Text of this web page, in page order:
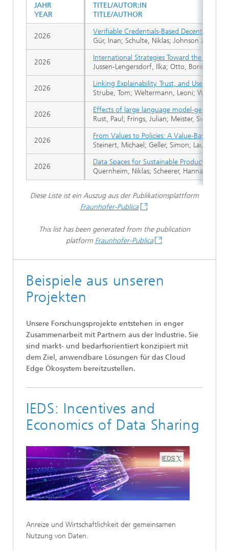
TITEL/AUTOR:IN
TITLE/AUTHOR
Verifiable Credentials-Based Decentralized
Gür, Inan; Schulte, Niklas; Johnson
International Strategies Toward the Data
Jussen-Lengersdorf, Ilka; Otto, Boris;
Linking Explainability, Trust, and Use: A
Strube, Tom; Weltermann, Leoni; Weber,
Effects of large language model-
Rust, Paul; Frings, Julian; Meister, Sven;
From Values to Policies: A Value-Based
Steinert, Michael; Geller, Simon; Lauf,
Data Spaces for Sustainable Product
Quernheim, Niklas; Scheerer, Hannah;
JAHR
YEAR
2026
2026
2026
2026
2026
2026
Diese Liste ist ein Auszug aus der Publikationsplattform
Fraunhofer-Publica
This list has been generated from the publication
platform Fraunhofer-Publica
Beispiele aus unseren
Projekten
Unsere Forschungsprojekte entstehen in enger
Zusammenarbeit mit Partnern aus der Industrie. Sie
sind markt- und bedarfsorientiert konzipiert mit
dem Ziel, anwendbare Lösungen für das Cloud
Edge Ökosystem bereitzustellen.
IEDS: Incentives and
Economics of Data Sharing
Anreize und Wirtschaftlichkeit der gemeinsamen
Nutzung von Daten.